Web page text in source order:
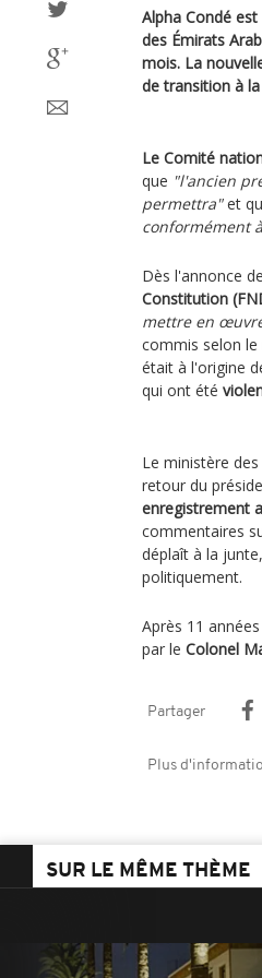
Alpha Condé
des Émirats
mois. La
de transition à
Le Comité
que "l'ancien
permettra"et
conformément
Dès l'annonce
Constitution
mettre en
commis selon
était à l'origine
qui ont été
Le ministère
retour du
enregistrement
commentaires
déplaît à la
politiquement.
Après 11
par le Colonel
Partager
Plus
SUR LE MÊME THÈME